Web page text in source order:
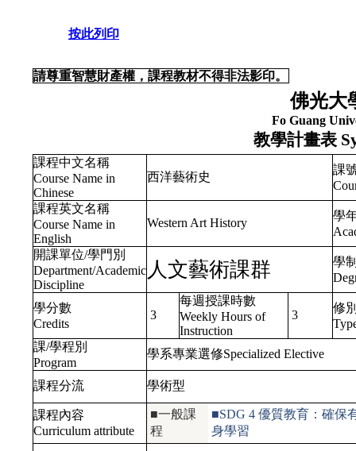
按此列印
請尊重智慧財產權，課程教材不得非法影印。
佛光大
Fo Guang
教學計畫表
課程中文名稱
Course Name in
Chinese
西洋藝術史
課
課程英文名稱
Course Name in
English
Western Art History
學
開課單位/學門別
Department/Academic
Discipline
人文藝術課群
學
學分數
Credits
3
每週授課時數
Weekly Hours of
Instruction
3
修
課/學程別
Program
學系專業選修Specialized Elective
課程分流 學術型
課程內容
Curriculum attribute
■一般課
程
■SDG 4 優質教育：確保
身學習